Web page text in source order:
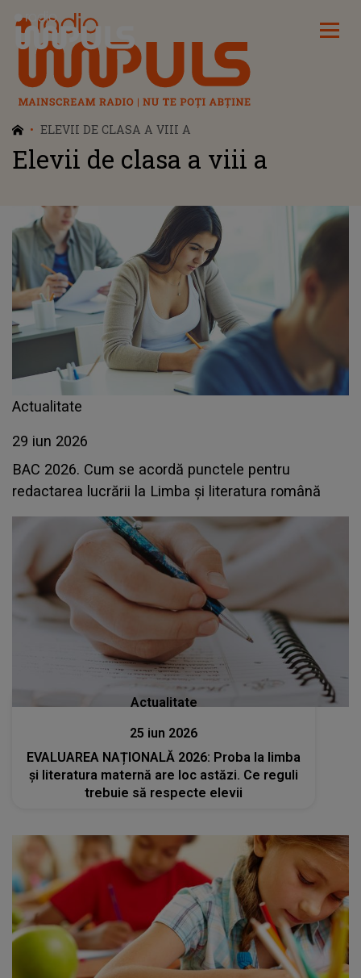
Radio Impuls
ELEVII DE CLASA A VIII A
Elevii de clasa a viii a
Actualitate
29 iun 2026
BAC 2026. Cum se acordă punctele pentru
redactarea lucrării la Limba și literatura română
Actualitate
25 iun 2026
EVALUAREA NAȚIONALĂ 2026: Proba la limba
și literatura maternă are loc astăzi. Ce reguli
trebuie să respecte elevii